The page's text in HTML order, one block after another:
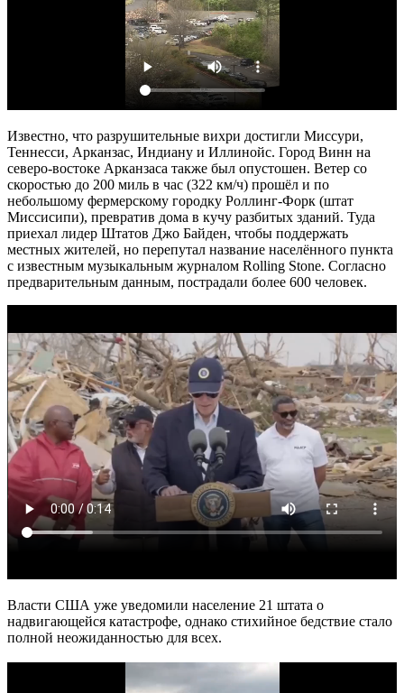
Известно, что разрушительные вихри достигли Миссури,
Теннесси, Арканзас, Индиану и Иллинойс. Город Винн на
северо-востоке Арканзаса также был опустошен. Ветер со
скоростью до 200 миль в час (322 км/ч) прошёл и по
небольшому фермерскому городку Роллинг-Форк (штат
Миссисипи), превратив дома в кучу разбитых зданий. Туда
приехал лидер Штатов Джо Байден, чтобы поддержать
местных жителей, но перепутал название населённого пункта
с известным музыкальным журналом Rolling Stone. Согласно
предварительным данным, пострадали более 600 человек.
Власти США уже уведомили население 21 штата о
надвигающейся катастрофе, однако стихийное бедствие стало
полной неожиданностью для всех.